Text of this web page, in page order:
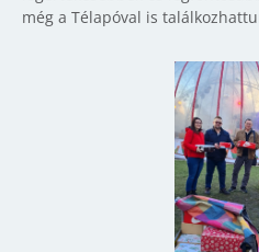
még a Télapóval is